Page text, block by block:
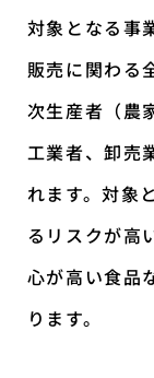
対象となる事
販売に関わる
次生産者（農
工業者、卸売
れます。対象
るリスクが高
心が高い食品
ります。